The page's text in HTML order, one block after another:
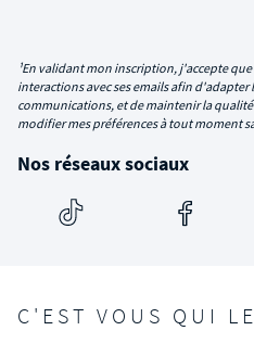
¹En validant mon inscription, j'accepte
interactions avec ses emails afin
communications, et de maintenir la
modifier mes préférences à tout moment
Nos réseaux sociaux
C'EST VOUS QUI